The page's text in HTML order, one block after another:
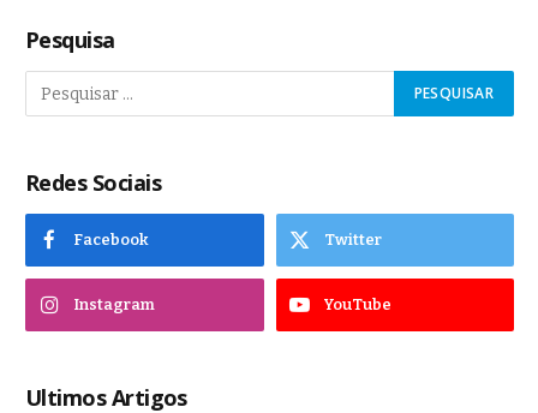
Pesquisa
Redes Sociais
Facebook Twitter
Instagram YouTube
Ultimos Artigos